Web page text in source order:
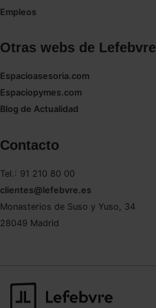
Empleos
Otras webs de Lefebvre
Espacioasesoria.com
Espaciopymes.com
Blog de Actualidad
Contacto
Tel.: 91 210 80 00
clientes@lefebvre.es
Monasterios de Suso y Yuso, 34
28049 Madrid